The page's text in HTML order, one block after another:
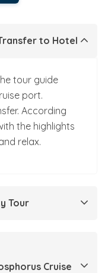
to Hotel
tour guide
port.
According
the highlights
relax.
Tour
Cruise